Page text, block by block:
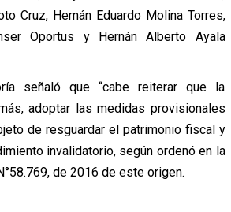
Cruz, Hernán Eduardo Molina Torres,
Oportus y Hernán Alberto Ayala
señaló que “cabe reiterar que la
adoptar las medidas provisionales
de resguardar el patrimonio fiscal y
invalidatorio, según ordenó en la
de 2016 de este origen.